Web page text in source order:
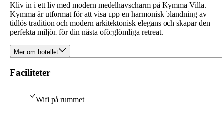
Kliv in i ett liv med modern medelhavscharm på Kymma Villa.
Kymma är utformat för att visa upp en harmonisk blandning av
tidlös tradition och modern arkitektonisk elegans och skapar den
perfekta miljön för din nästa oförglömliga retreat.
Mer om hotellet
Faciliteter
Wifi på rummet